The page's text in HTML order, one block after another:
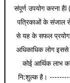
संपूर्ण उपयोग करना
पत्रिकाओं के संजाल से
से यह के सफल प्रयोग
अधिकाधिक लोग इससे
कोई आर्थिक लाभ
नि:शुल्क है।